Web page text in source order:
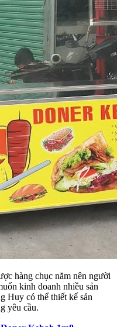
hàng chục năm nên người
kinh doanh nhiều sản
Huy có thể thiết kế sản
yêu cầu.